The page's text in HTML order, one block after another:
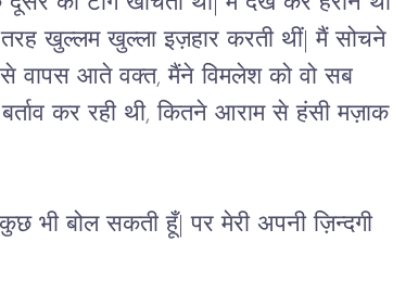
खुल्लम खुल्ला इज़हार करती थीं| मैं सोचने
वापस आते वक्त, मैंने विमलेश को वो सब
कर रही थी, कितने आराम से हंसी मज़ाक
भी बोल सकती हूँ| पर मेरी अपनी ज़िन्दगी